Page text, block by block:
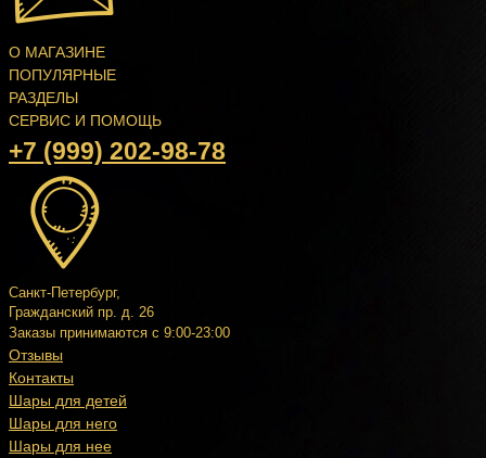
О МАГАЗИНЕ
ПОПУЛЯРНЫЕ
РАЗДЕЛЫ
СЕРВИС И ПОМОЩЬ
+7 (999) 202-98-78
Санкт-Петербург,
Гражданский пр. д. 26
Заказы принимаются с 9:00-23:00
Отзывы
Контакты
Шары для детей
Шары для него
Шары для нее